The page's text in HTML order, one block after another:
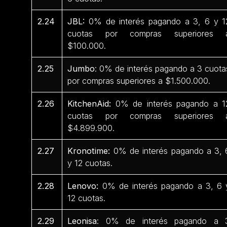
2.24 JBL: 0% de interés pagando a 3, 6 y
cuotas por compras superiores
$100.000.
2.25 Jumbo: 0% de interés pagando a 3
por compras superiores a $1.500.000.
2.26 KitchenAid: 0% de interés pagando a
cuotas por compras superiores
$4.899.900.
2.27 Kronotime: 0% de interés pagando a 3,
y 12 cuotas.
2.28 Lenovo: 0% de interés pagando a 3, 6
12 cuotas.
2.29 Leonisa: 0% de interés pagando a